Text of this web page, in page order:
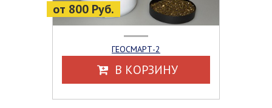
от 800 Руб.
ГЕОСМАРТ-2
В КОРЗИНУ